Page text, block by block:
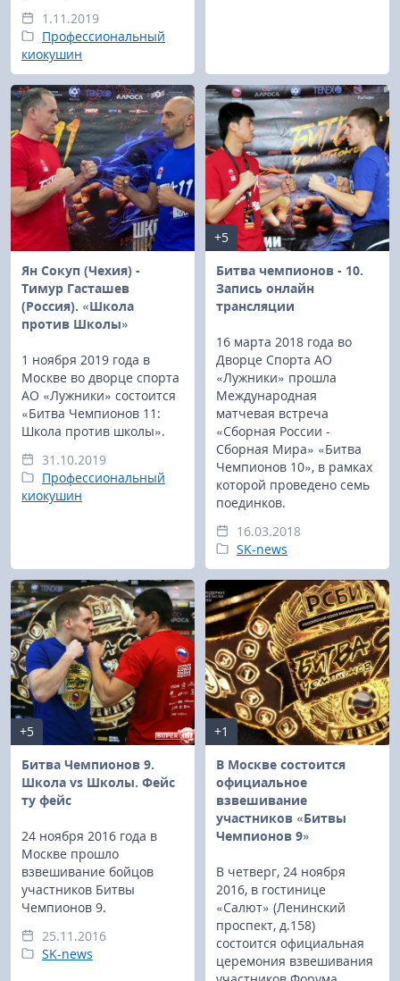
1.11.2019
Профессиональный
киокушин
Ян Сокуп (Чехия) -
Тимур Гасташев
(Россия). «Школа
против Школы»
1 ноября 2019 года в
Москве во дворце спорта
АО «Лужники» состоится
«Битва Чемпионов 11:
Школа против школы».
31.10.2019
Профессиональный
киокушин
+5
Битва чемпионов - 10.
Запись онлайн
трансляции
16 марта 2018 года во
Дворце Спорта АО
«Лужники» прошла
Международная
матчевая встреча
«Сборная России -
Сборная Мира» «Битва
Чемпионов 10», в рамках
которой проведено семь
поединков.
16.03.2018
SK-news
+5
Битва Чемпионов 9.
Школа vs Школы. Фейс
ту фейс
24 ноября 2016 года в
Москве прошло
взвешивание бойцов
участников Битвы
Чемпионов 9.
25.11.2016
SK-news
+1
В Москве состоится
официальное
взвешивание
участников «Битвы
Чемпионов 9»
В четверг, 24 ноября
2016, в гостинице
«Салют» (Ленинский
проспект, д.158)
состоится официальная
церемония взвешивания